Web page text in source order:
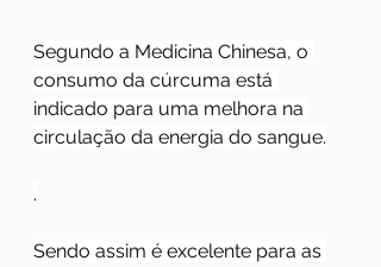
Segundo a Medicina Chinesa, o
consumo da cúrcuma está
indicado para uma melhora na
circulação da energia do sangue.
.
Sendo assim é excelente para as